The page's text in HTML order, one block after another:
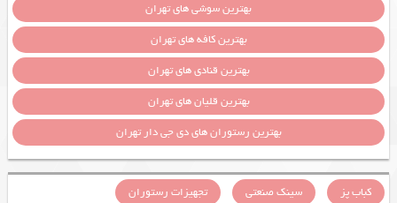
بهترین سوشی های تهران
بهترین کافه های تهران
بهترین قنادی های تهران
بهترین قلیان های تهران
بهترین رستوران های دی جی دار تهران
کباب پز سینک صنعتی
تجهیزات رستوران